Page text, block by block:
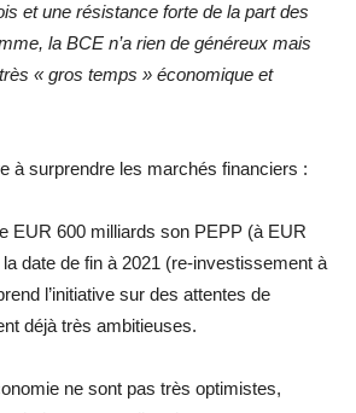
et une résistance forte de la part des
la BCE n’a rien de généreux mais
« gros temps » économique et
à surprendre les marchés financiers :
EUR 600 milliards son PEPP (à EUR
date de fin à 2021 (re-investissement à
l’initiative sur des attentes de
déjà très ambitieuses.
ne sont pas très optimistes,